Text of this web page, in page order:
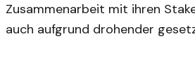
Zusammenarbeit mit ihren
auch aufgrund drohender